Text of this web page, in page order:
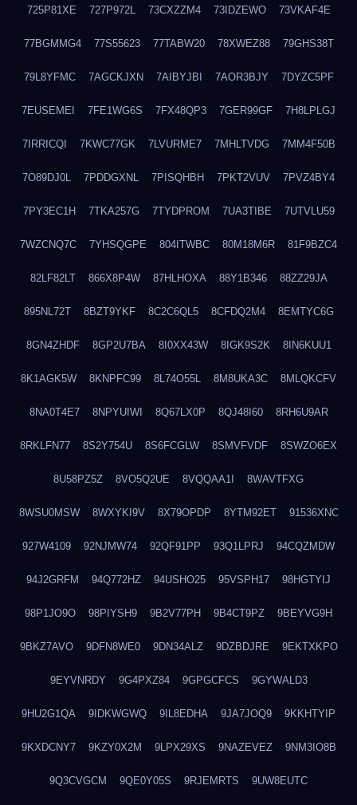
725P81XE 727P972L 73CXZZM4 73IDZEWO 73VKAF4E
77BGMMG4 77S55623 77TABW20 78XWEZ88 79GHS38T
79L8YFMC 7AGCKJXN 7AIBYJBI 7AOR3BJY 7DYZC5PF
7EUSEMEI 7FE1WG6S 7FX48QP3 7GER99GF 7H8LPLGJ
7IRRICQI 7KWC77GK 7LVURME7 7MHLTVDG 7MM4F50B
7O89DJ0L 7PDDGXNL 7PISQHBH 7PKT2VUV 7PVZ4BY4
7PY3EC1H 7TKA257G 7TYDPROM 7UA3TIBE 7UTVLU59
7WZCNQ7C 7YHSQGPE 804ITWBC 80M18M6R 81F9BZC4
82LF82LT 866X8P4W 87HLHOXA 88Y1B346 88ZZ29JA
895NL72T 8BZT9YKF 8C2C6QL5 8CFDQ2M4 8EMTYC6G
8GN4ZHDF 8GP2U7BA 8I0XX43W 8IGK9S2K 8IN6KUU1
8K1AGK5W 8KNPFC99 8L74O55L 8M8UKA3C 8MLQKCFV
8NA0T4E7 8NPYUIWI 8Q67LX0P 8QJ48I60 8RH6U9AR
8RKLFN77 8S2Y754U 8S6FCGLW 8SMVFVDF 8SWZO6EX
8U58PZ5Z 8VO5Q2UE 8VQQAA1I 8WAVTFXG
8WSU0MSW 8WXYKI9V 8X79OPDP 8YTM92ET 91536XNC
927W4109 92NJMW74 92QF91PP 93Q1LPRJ 94CQZMDW
94J2GRFM 94Q772HZ 94USHO25 95VSPH17 98HGTYIJ
98P1JO9O 98PIYSH9 9B2V77PH 9B4CT9PZ 9BEYVG9H
9BKZ7AVO 9DFN8WE0 9DN34ALZ 9DZBDJRE 9EKTXKPO
9EYVNRDY 9G4PXZ84 9GPGCFCS 9GYWALD3
9HU2G1QA 9IDKWGWQ 9IL8EDHA 9JA7JOQ9 9KKHTYIP
9KXDCNY7 9KZY0X2M 9LPX29XS 9NAZEVEZ 9NM3IO8B
9Q3CVGCM 9QE0Y05S 9RJEMRTS 9UW8EUTC